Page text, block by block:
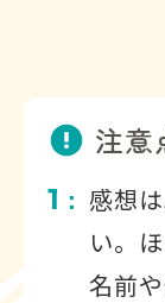
注意
1 ： 感想
い。
名前